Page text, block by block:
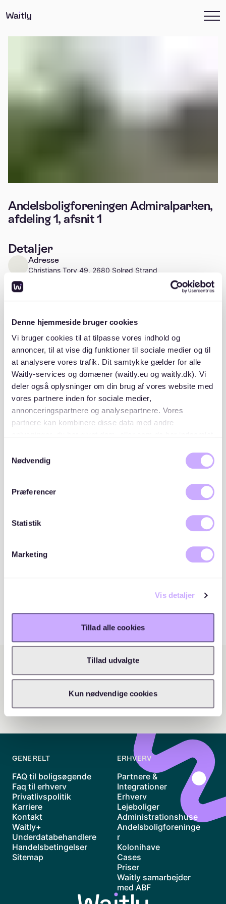
Denne hjemmeside bruger cookies
Vi bruger cookies til at tilpasse vores indhold og
annoncer, til at vise dig funktioner til sociale medier og til
at analysere vores trafik. Dit samtykke gælder for alle
Waitly-services og domæner (waitly.eu og waitly.dk). Vi
deler også oplysninger om din brug af vores website med
vores partnere inden for sociale medier,
annonceringspartnere og analysepartnere. Vores
partnere kan kombinere disse data med andre
cookies, hvis du fortsætter med at anvende vores
Nødvendig
Præferencer
Statistik
Marketing
Vis detaljer
Tillad alle cookies
Tillad udvalgte
Kun nødvendige cookies
Andelsboligforeningen Admiralparken,
afdeling 1, afsnit 1
Detaljer
Adresse
Christians Torv 49, 2680 Solrød Strand
Beskrivelse
GENERELT
FAQ til boligsøgende
Faq til erhverv
Privatlivspolitik
Karriere
Kontakt
Waitly+
Underdatabehandlere
Handelsbetingelser
Sitemap
ERHVERV
Partnere &
Integrationer
Erhverv
Lejeboliger
Administrationshuse
Andelsboligforeninge
r
Kolonihave
Cases
Priser
Waitly samarbejder
med ABF